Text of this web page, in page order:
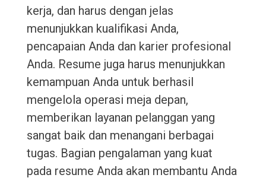
kerja, dan harus dengan jelas
menunjukkan kualifikasi Anda,
pencapaian Anda dan karier profesional
Anda. Resume juga harus menunjukkan
kemampuan Anda untuk berhasil
mengelola operasi meja depan,
memberikan layanan pelanggan yang
sangat baik dan menangani berbagai
tugas. Bagian pengalaman yang kuat
pada resume Anda akan membantu Anda